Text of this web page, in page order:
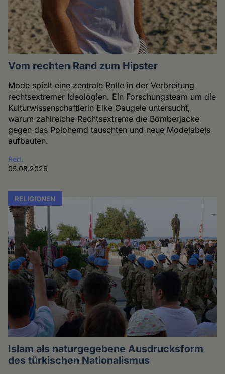
Vom rechten Rand zum Hipster
Mode spielt eine zentrale Rolle in der Verbreitung
rechtsextremer Ideologien. Ein Forschungsteam um die
Kulturwissenschaftlerin Elke Gaugele untersucht,
warum zahlreiche Rechtsextreme die Bomberjacke
gegen das Polohemd tauschten und neue Modelabels
aufbauten.
Red.
05.08.2026
RELIGIONEN
Islam als naturgegebene Ausdrucksform
des türkischen Nationalismus